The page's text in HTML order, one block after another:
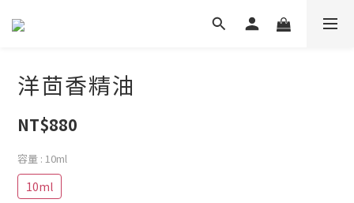
洋茴香精油
NT$880
容量 : 10ml
10ml